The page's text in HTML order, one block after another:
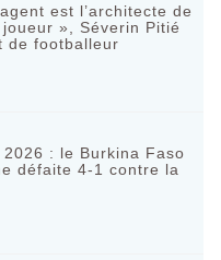
est l’architecte de
», Séverin Pitié
de footballeur
2026 : le Burkina Faso
défaite 4-1 contre la